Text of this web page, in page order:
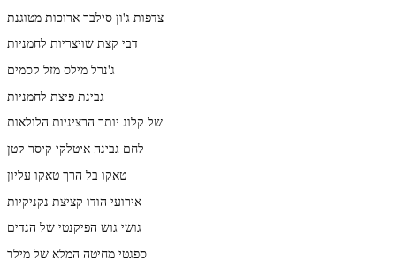
צדפות ג'ון סילבר ארוכות מטוגנת
דבי קצת שויצריות לחמניות
ג'נרל מילס מזל קסמים
גבינת פיצת לחמניות
של קלוג יותר הרציניות הלולאות
לחם גבינה איטלקי קיסר קטן
טאקו בל הרך טאקו עליון
אירועי הודו קציצת נקניקיות
גושי גוש הפיקנטי של הנדים
ספגטי מחיטה המלא של מילר